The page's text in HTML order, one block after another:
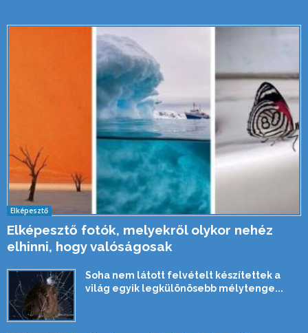
Elképesztő
Elképesztő fotók, melyekről olykor nehéz
elhinni, hogy valóságosak
Soha nem látott felvételt készítettek a
világ egyik legkülönösebb mélytenge...